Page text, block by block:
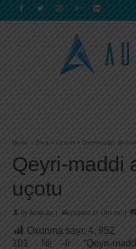
Home » Blog » Ümumi » Qeyri-maddi
Qeyri-maddi
uçotu
by Audit.Az | posted in: Ümumi |
Oxunma sayı: 4. 952
101 №-li “Qeyri-maddi